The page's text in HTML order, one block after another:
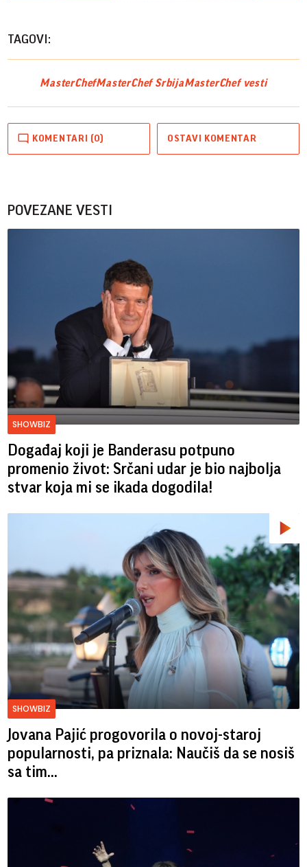
TAGOVI:
MasterChefMasterChef SrbijaMasterChef vesti
KOMENTARI (0) OSTAVI KOMENTAR
POVEZANE VESTI
SHOWBIZ
Događaj koji je Banderasu potpuno
promenio život: Srčani udar je bio najbolja
stvar koja mi se ikada dogodila!
SHOWBIZ
Jovana Pajić progovorila o novoj-staroj
popularnosti, pa priznala: Naučiš da se nosiš
sa tim...